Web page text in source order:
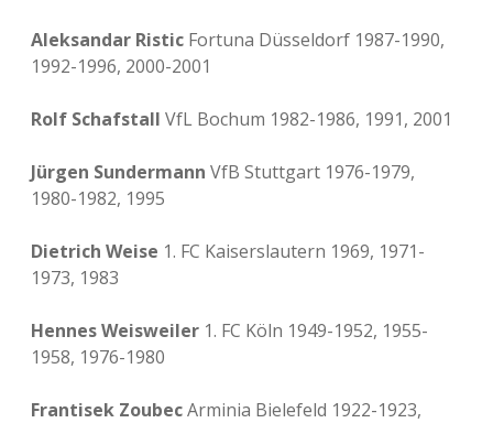
Aleksandar Ristic Fortuna Düsseldorf 1987-1990,
1992-1996, 2000-2001
Rolf Schafstall VfL Bochum 1982-1986, 1991, 2001
Jürgen Sundermann VfB Stuttgart 1976-1979,
1980-1982, 1995
Dietrich Weise 1. FC Kaiserslautern 1969, 1971-
1973, 1983
Hennes Weisweiler 1. FC Köln 1949-1952, 1955-
1958, 1976-1980
Frantisek ZoubecArminia Bielefeld 1922-1923,